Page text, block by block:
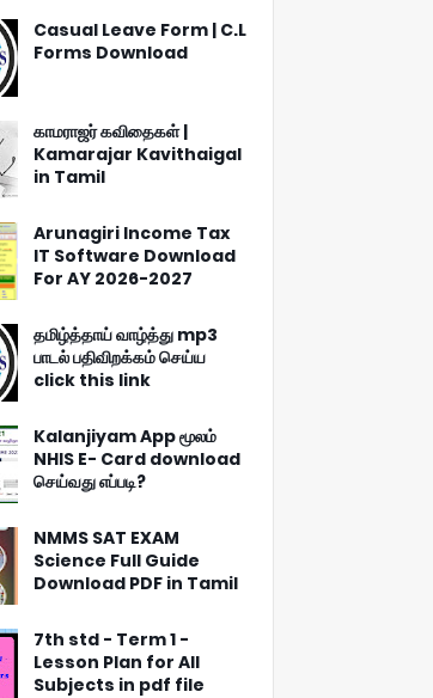
Casual Leave Form | C.L
Forms Download
காமராஜர் கவிதைகள் |
Kamarajar Kavithaigal
in Tamil
Arunagiri Income Tax
IT Software Download
For AY 2026-2027
தமிழ்த்தாய் வாழ்த்து mp3
பாடல் பதிவிறக்கம் செய்ய
click this link
Kalanjiyam App மூலம்
NHIS E- Card download
செய்வது எப்படி?
NMMS SAT EXAM
Science Full Guide
Download PDF in Tamil
7th std - Term 1 -
Lesson Plan for All
Subjects in pdf file